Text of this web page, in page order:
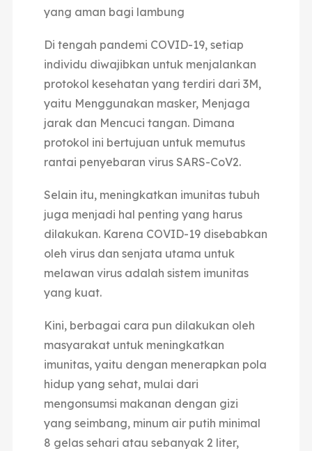
yang aman bagi lambung
Di tengah pandemi COVID-19, setiap
individu diwajibkan untuk menjalankan
protokol kesehatan yang terdiri dari 3M,
yaitu Menggunakan masker, Menjaga
jarak dan Mencuci tangan. Dimana
protokol ini bertujuan untuk memutus
rantai penyebaran virus SARS-CoV2.
Selain itu, meningkatkan imunitas tubuh
juga menjadi hal penting yang harus
dilakukan. Karena COVID-19 disebabkan
oleh virus dan senjata utama untuk
melawan virus adalah sistem imunitas
yang kuat.
Kini, berbagai cara pun dilakukan oleh
masyarakat untuk meningkatkan
imunitas, yaitu dengan menerapkan pola
hidup yang sehat, mulai dari
mengonsumsi makanan dengan gizi
yang seimbang, minum air putih minimal
8 gelas sehari atau sebanyak 2 liter,